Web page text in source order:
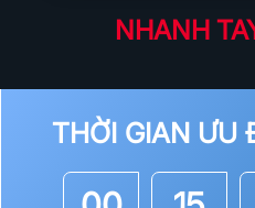
THỜI GIAN ƯU
NHANH